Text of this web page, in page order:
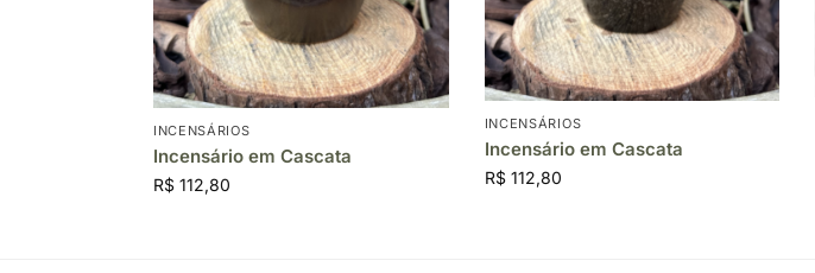
INCENSÁRIOS
Incensário em Cascata
R$112,80
INCENSÁRIOS
Incensário em Cascata
R$112,80